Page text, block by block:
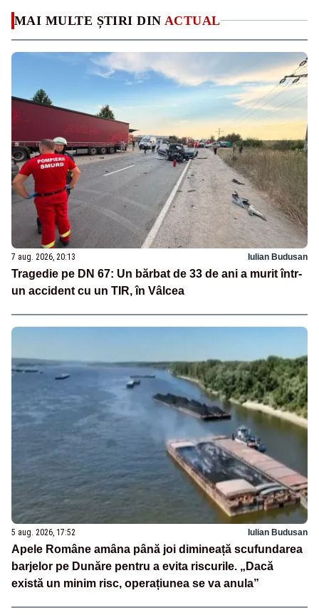
MAI MULTE ȘTIRI DIN ACTUAL
7 aug. 2026, 20:13 Iulian Budusan
Tragedie pe DN 67: Un bărbat de 33 de ani a murit într-
un accident cu un TIR, în Vâlcea
5 aug. 2026, 17:52 Iulian Budusan
Apele Române amâna până joi dimineață scufundarea
barjelor pe Dunăre pentru a evita riscurile. „Dacă
există un minim risc, operațiunea se va anula”